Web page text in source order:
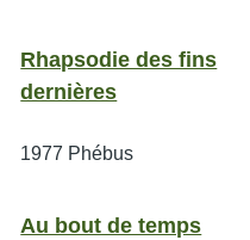
Rhapsodie des fins
dernières
1977 Phébus
Au bout de temps